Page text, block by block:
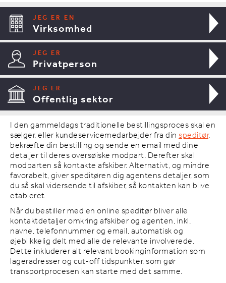
JEG ER EN
Virksomhed
JEG ER
Privatperson
JEG ER
Offentlig sektor
I den gammeldags traditionelle bestillingsproces skal en
sælger, eller kundeservicemedarbejder fra dinspeditør,
bekræfte din bestilling og sende en email med dine
detaljer til deres oversøiske modpart. Derefter skal
modparten så kontakte afskiber. Alternativt, og mindre
favorabelt, giver speditøren dig agentens detaljer, som
du så skal vidersende til afskiber, så kontakten kan blive
etableret.
Når du bestiller med en online speditør bliver alle
kontaktdetaljer omkring afskiber og agenten, inkl.
navne, telefonnummer og email, automatisk og
øjeblikkelig delt med alle de relevante involverede.
Dette inkluderer alt relevant bookinginformation som
lageradresser og cut-off tidspunkter, som gør
transportprocesen kan starte med det samme.